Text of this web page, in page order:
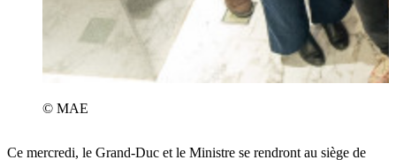
© MAE
Ce mercredi, le Grand-Duc et le Ministre se rendront au siège de